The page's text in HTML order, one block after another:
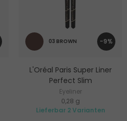
-9%
03 BROWN
L'Oréal Paris Super Liner
Perfect Slim
Eyeliner
0,28 g
Lieferbar 2 Varianten